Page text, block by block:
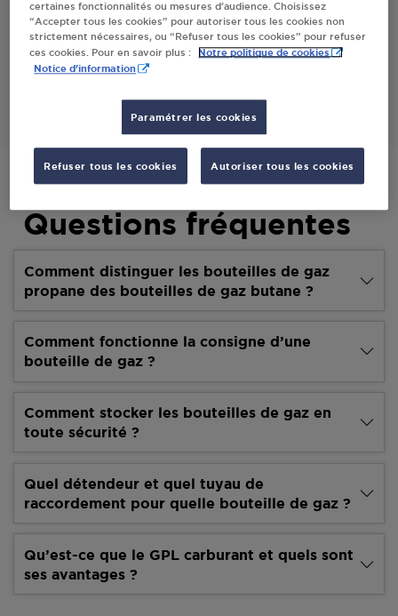
30 RUE DE LA PAIX
67205OBERHAUSBERGEN
Questions fréquentes
Comment distinguer les bouteilles de gaz
propane des bouteilles de gaz butane ?
Comment fonctionne la consigne d’une
bouteille de gaz ?
Comment stocker les bouteilles de gaz en
toute sécurité ?
Quel détendeur et quel tuyau de
raccordement pour quelle bouteille de gaz ?
Qu’est-ce que le GPL carburant et quels sont
ses avantages ?
certaines fonctionnalités ou mesures d’audience. Choisissez
“Accepter tous les cookies” pour autoriser tous les cookies non
strictement nécessaires, ou “Refuser tous les cookies” pour refuser
ces cookies. Pour en savoir plus :
Notre politique de cookies
Notice d'information
Paramétrer les cookies
Refuser tous les cookies Autoriser tous les cookies